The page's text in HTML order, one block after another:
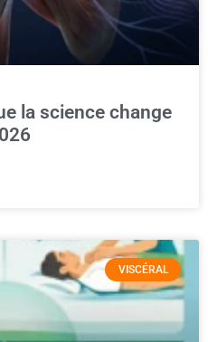
la science change
VISCÉRAL